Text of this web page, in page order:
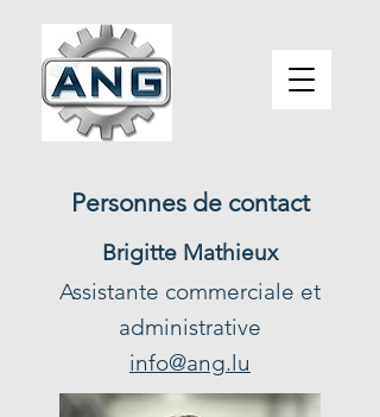
Personnes de contact
Brigitte Mathieux
Assistante commerciale et
administrative
info@ang.lu